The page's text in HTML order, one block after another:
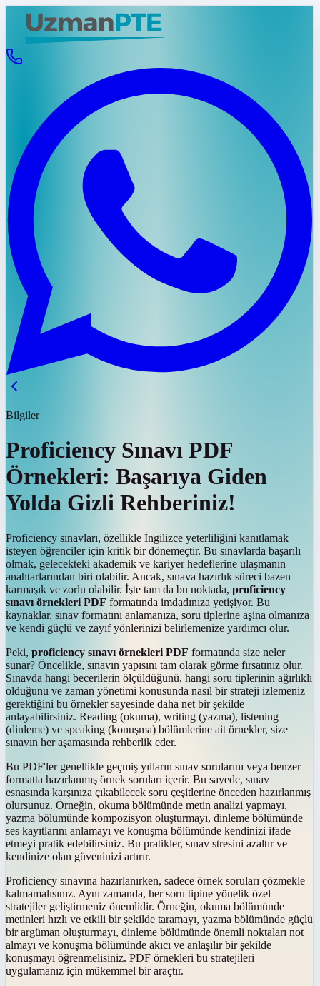
Bilgiler
Proficiency Sınavı PDF
Örnekleri: Başarıya Giden
Yolda Gizli Rehberiniz!
Proficiency sınavları, özellikle İngilizce yeterliliğini kanıtlamak
isteyen öğrenciler için kritik bir dönemeçtir. Bu sınavlarda başarılı
olmak, gelecekteki akademik ve kariyer hedeflerine ulaşmanın
anahtarlarından biri olabilir. Ancak, sınava hazırlık süreci bazen
karmaşık ve zorlu olabilir. İşte tam da bu noktada, proficiency
sınavı örnekleri PDF formatında imdadınıza yetişiyor. Bu
kaynaklar, sınav formatını anlamanıza, soru tiplerine aşina olmanıza
ve kendi güçlü ve zayıf yönlerinizi belirlemenize yardımcı olur.
Peki, proficiency sınavı örnekleri PDF formatında size neler
sunar? Öncelikle, sınavın yapısını tam olarak görme fırsatınız olur.
Sınavda hangi becerilerin ölçüldüğünü, hangi soru tiplerinin ağırlıklı
olduğunu ve zaman yönetimi konusunda nasıl bir strateji izlemeniz
gerektiğini bu örnekler sayesinde daha net bir şekilde
anlayabilirsiniz. Reading (okuma), writing (yazma), listening
(dinleme) ve speaking (konuşma) bölümlerine ait örnekler, size
sınavın her aşamasında rehberlik eder.
Bu PDF'ler genellikle geçmiş yılların sınav sorularını veya benzer
formatta hazırlanmış örnek soruları içerir. Bu sayede, sınav
esnasında karşınıza çıkabilecek soru çeşitlerine önceden hazırlanmış
olursunuz. Örneğin, okuma bölümünde metin analizi yapmayı,
yazma bölümünde kompozisyon oluşturmayı, dinleme bölümünde
ses kayıtlarını anlamayı ve konuşma bölümünde kendinizi ifade
etmeyi pratik edebilirsiniz. Bu pratikler, sınav stresini azaltır ve
kendinize olan güveninizi artırır.
Proficiency sınavına hazırlanırken, sadece örnek soruları çözmekle
kalmamalısınız. Aynı zamanda, her soru tipine yönelik özel
stratejiler geliştirmeniz önemlidir. Örneğin, okuma bölümünde
metinleri hızlı ve etkili bir şekilde taramayı, yazma bölümünde güçlü
bir argüman oluşturmayı, dinleme bölümünde önemli noktaları not
almayı ve konuşma bölümünde akıcı ve anlaşılır bir şekilde
konuşmayı öğrenmelisiniz. PDF örnekleri bu stratejileri
uygulamanız için mükemmel bir araçtır.